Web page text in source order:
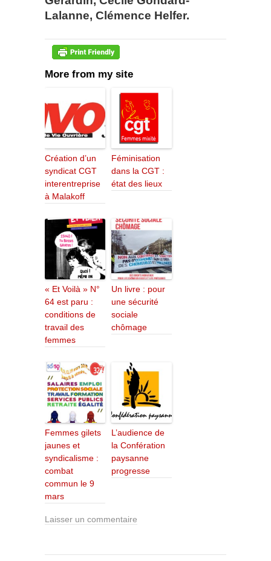
Lalanne, Clémence Helfer.
More from my site
Création d’un
syndicat CGT
interentreprise
à Malakoff
Féminisation
dans la CGT :
état des lieux
« Et Voilà » N°
64 est paru :
conditions de
travail des
femmes
Un livre : pour
une sécurité
sociale
chômage
Femmes gilets
jaunes et
syndicalisme :
combat
commun le 9
mars
L’audience de
la Confération
paysanne
progresse
Laisser un commentaire